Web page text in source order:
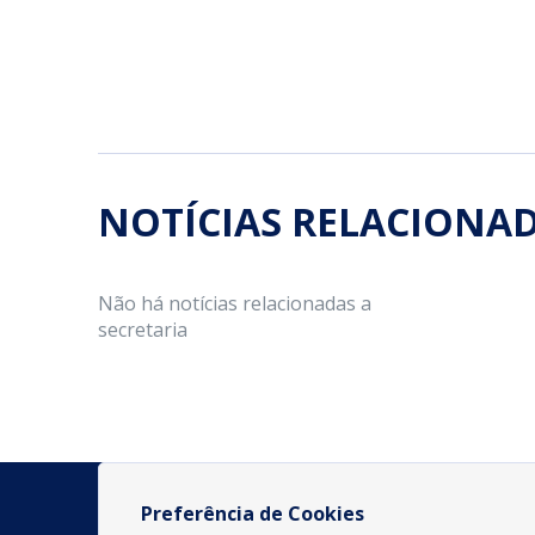
NOTÍCIAS
Não há notícias relacionadas a
secretaria
Preferência de Cookies